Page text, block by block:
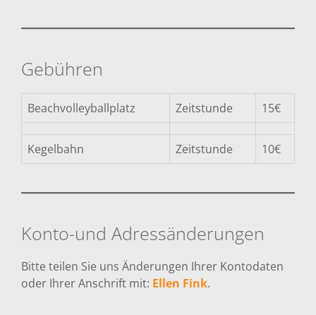
Gebühren
Beachvolleyballplatz Zeitstunde 15€
Kegelbahn Zeitstunde 10€
Konto-und Adressänderungen
Bitte teilen Sie uns Änderungen Ihrer Kontodaten
oder Ihrer Anschrift mit: Ellen Fink.